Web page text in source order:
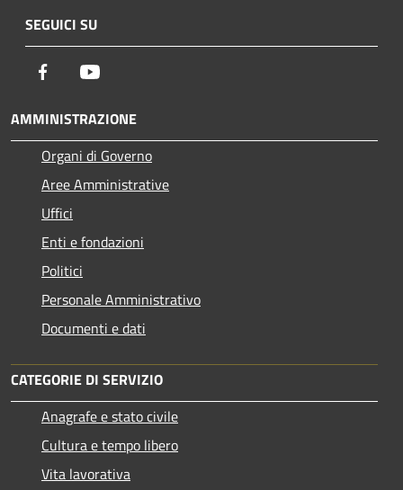
SEGUICI SU
Facebook
AMMINISTRAZIONE
Organi di Governo
Aree Amministrative
Uffici
Enti e fondazioni
Politici
Personale Amministrativo
Documenti e dati
CATEGORIE DI SERVIZIO
Anagrafe e stato civile
Cultura e tempo libero
Vita lavorativa